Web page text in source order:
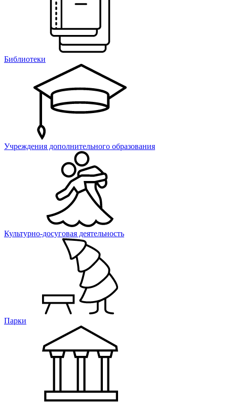
Библиотеки
Учреждения дополнительного образования
Культурно-досуговая деятельность
Парки